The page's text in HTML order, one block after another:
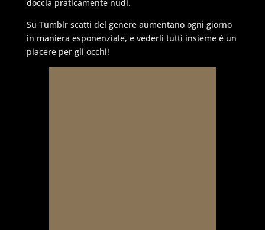
doccia praticamente nudi.
Su Tumblr scatti del genere aumentano ogni giorno
in maniera esponenziale, e vederli tutti insieme è un
piacere per gli occhi!